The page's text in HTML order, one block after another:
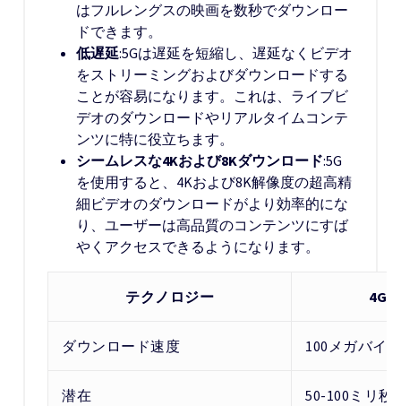
はフルレングスの映画を数秒でダウンロー
ドできます。
低遅延:5Gは遅延を短縮し、遅延なくビデオ
をストリーミングおよびダウンロードする
ことが容易になります。これは、ライブビ
デオのダウンロードやリアルタイムコンテ
ンツに特に役立ちます。
シームレスな4Kおよび8Kダウンロード:5G
を使用すると、4Kおよび8K解像度の超高精
細ビデオのダウンロードがより効率的にな
り、ユーザーは高品質のコンテンツにすば
やくアクセスできるようになります。
テクノロジー 4Gの
ダウンロード速度 100メガバイト
潜在 50-100ミリ秒